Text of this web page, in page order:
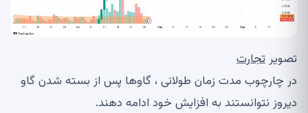
تصویر تجارت
در چارچوب مدت زمان طولانی ، گاوها پس از بسته شدن گاو
دیروز نتوانستند به افزایش خود ادامه دهند.